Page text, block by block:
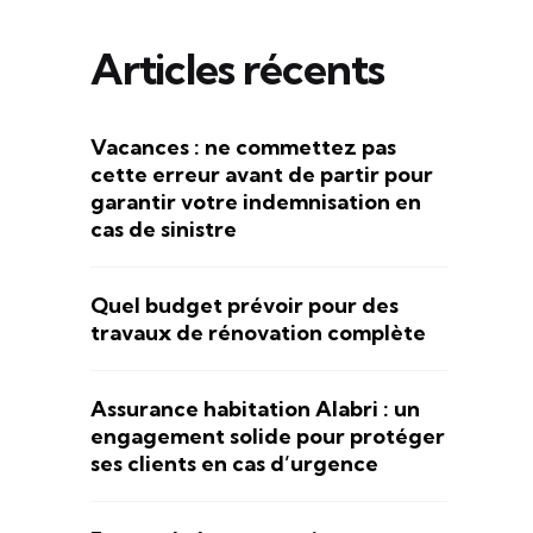
Articles récents
Vacances : ne commettez pas
cette erreur avant de partir pour
garantir votre indemnisation en
cas de sinistre
Quel budget prévoir pour des
travaux de rénovation complète
Assurance habitation Alabri : un
engagement solide pour protéger
ses clients en cas d’urgence